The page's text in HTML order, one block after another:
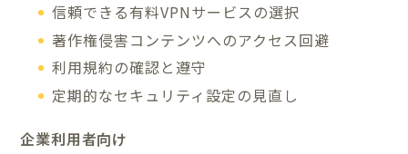
信頼できる有料VPNサービスの選択
著作権侵害コンテンツへのアクセス回避
利用規約の確認と遵守
定期的なセキュリティ設定の見直し
企業利用者向け